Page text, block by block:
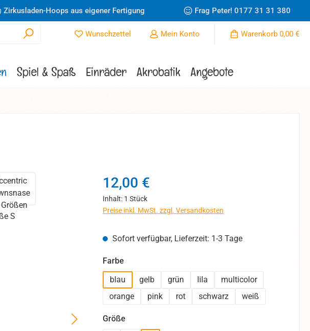
Zirkusladen-Hoops aus eigener Fertigung Frag Peter! 0177 31 31 380
Wunschzettel Du hast 0 Produkte auf dem Merkzettel
Mein Konto Warenkorb 0,00 €
Spiel & Spaß Einräder Akrobatik Angebote
Regulärer Preis:
12,00 €
Inhalt: 1 Stück
Preise inkl. MwSt. zzgl. Versandkosten
Sofort verfügbar, Lieferzeit: 1-3 Tage
Farbeauswählen
blau
gelb grün lila
multicolor
orange
pink rot schwarz weiß
Größeauswählen